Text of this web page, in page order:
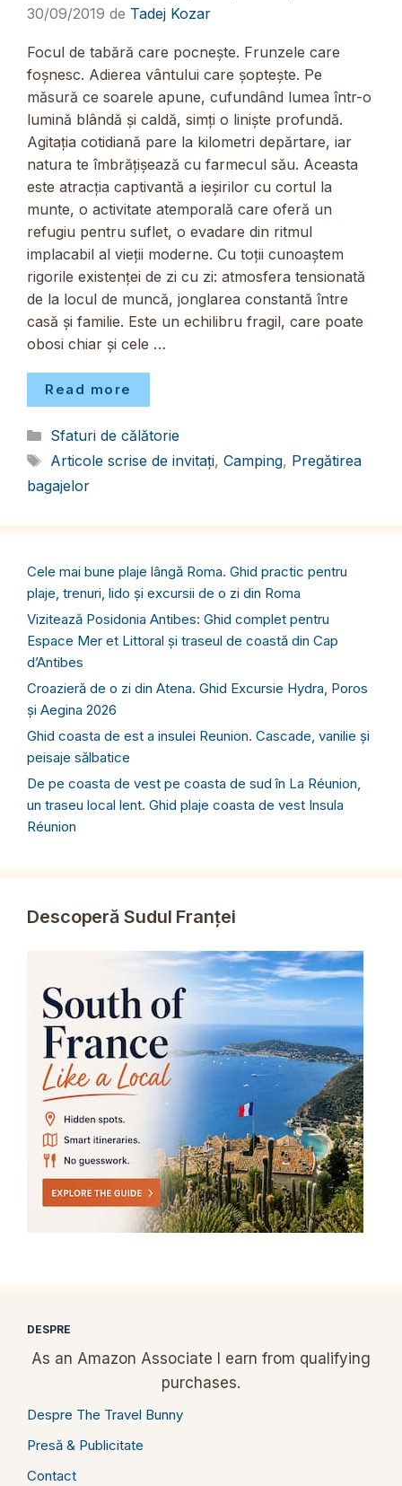
30/09/2019 de Tadej Kozar
Focul de tabără care pocnește. Frunzele care
foșnesc. Adierea vântului care șoptește. Pe
măsură ce soarele apune, cufundând lumea într-o
lumină blândă și caldă, simți o liniște profundă.
Agitația cotidiană pare la kilometri depărtare, iar
natura te îmbrățișează cu farmecul său. Aceasta
este atracția captivantă a ieșirilor cu cortul la
munte, o activitate atemporală care oferă un
refugiu pentru suflet, o evadare din ritmul
implacabil al vieții moderne. Cu toții cunoaștem
rigorile existenței de zi cu zi: atmosfera tensionată
de la locul de muncă, jonglarea constantă între
casă și familie. Este un echilibru fragil, care poate
obosi chiar și cele …
Read more
Categorii
Sfaturi de călătorie
Etichete
Articole scrise de invitați, Camping, Pregătirea
bagajelor
Cele mai bune plaje lângă Roma. Ghid practic pentru
plaje, trenuri, lido și excursii de o zi din Roma
Vizitează Posidonia Antibes: Ghid complet pentru
Espace Mer et Littoral și traseul de coastă din Cap
d’Antibes
Croazieră de o zi din Atena. Ghid Excursie Hydra, Poros
și Aegina 2026
Ghid coasta de est a insulei Reunion. Cascade, vanilie și
peisaje sălbatice
De pe coasta de vest pe coasta de sud în La Réunion,
un traseu local lent. Ghid plaje coasta de vest Insula
Réunion
Descoperă Sudul Franței
DESPRE
As an Amazon Associate I earn from qualifying
purchases.
Despre The Travel Bunny
Presă & Publicitate
Contact